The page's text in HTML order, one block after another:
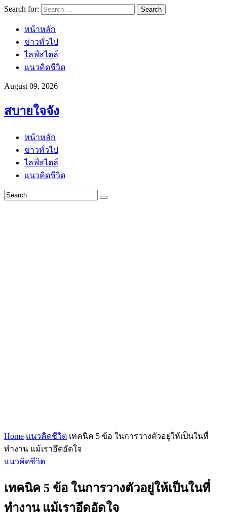
Search for:
หน้าหลัก
ข่าวทั่วไป
ไลฟ์สไตล์
แนวคิดชีวิต
August 09, 2026
สบายใจจัง
หน้าหลัก
ข่าวทั่วไป
ไลฟ์สไตล์
แนวคิดชีวิต
Home แนวคิดชีวิต เทคนิค 5 ข้อ ในการวางตัวอยู่ให้เป็นในที่
ทำงาน แม้เราอึดอัดใจ
แนวคิดชีวิต
เทคนิค 5 ข้อ ในการวางตัวอยู่ให้เป็นในที่
ทำงาน แม้เราอึดอัดใจ